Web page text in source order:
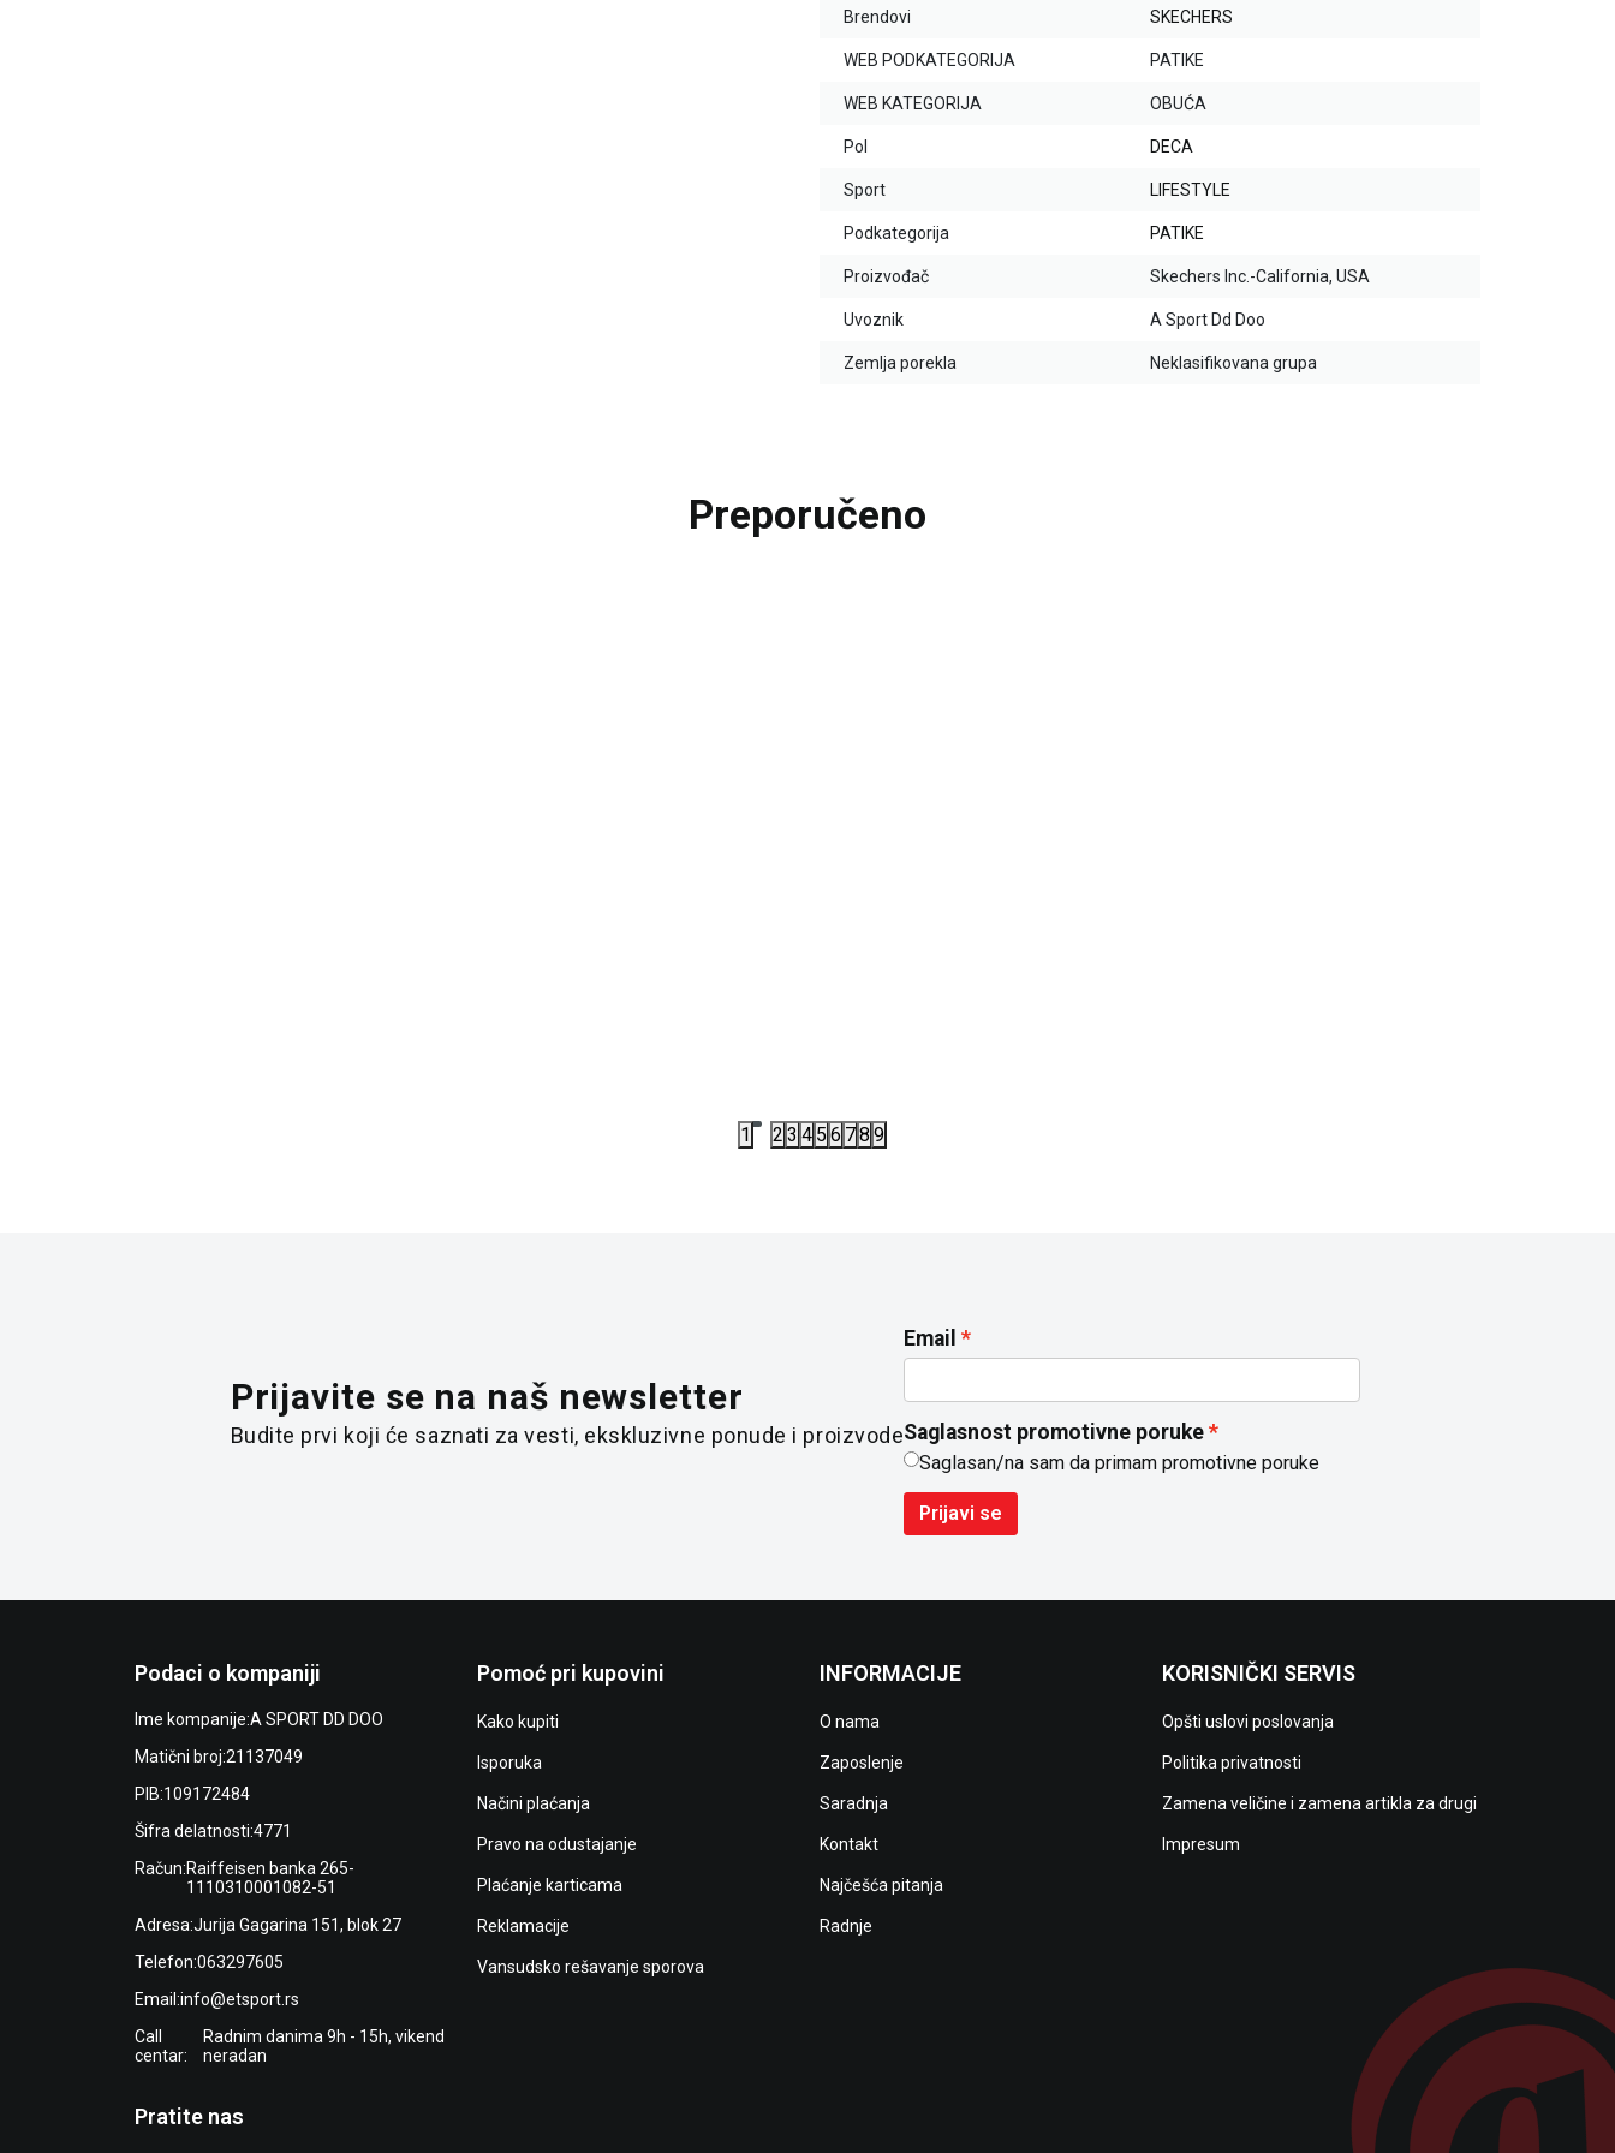
Brendovi SKECHERS
WEB PODKATEGORIJA PATIKE
WEB KATEGORIJA OBUĆA
Pol DECA
Sport LIFESTYLE
Podkategorija PATIKE
Proizvođač Skechers Inc.-California, USA
Uvoznik A Sport Dd Doo
Zemlja porekla Neklasifikovana grupa
Preporučeno
1 2 3 4 5 6 78 9
Prijavite se na naš newsletter
Budite prvi koji će saznati za vesti, ekskluzivne ponude i proizvode
Email
Saglasnost promotivne poruke
Saglasan/na sam da primam promotivne poruke
Prijavi se
Podaci o kompaniji
Ime kompanije:A SPORT DD DOO
Matični broj:21137049
PIB:109172484
Šifra delatnosti:4771
Račun:Raiffeisen banka 265-
1110310001082-51
Adresa:Jurija Gagarina 151, blok 27
Telefon:063297605
Email:info@etsport.rs
Call
centar:
Radnim danima 9h - 15h, vikend
neradan
Pomoć pri kupovini
Kako kupiti
Isporuka
Načini plaćanja
Pravo na odustajanje
Plaćanje karticama
Reklamacije
Vansudsko rešavanje sporova
INFORMACIJE
O nama
Zaposlenje
Saradnja
Kontakt
Najčešća pitanja
Radnje
KORISNIČKI SERVIS
Opšti uslovi poslovanja
Politika privatnosti
Zamena veličine i zamena artikla za drugi
Impresum
Pratite nas